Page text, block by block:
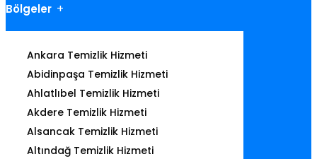
Bölgeler
Ankara Temizlik Hizmeti
Abidinpaşa Temizlik Hizmeti
Ahlatlıbel Temizlik Hizmeti
Akdere Temizlik Hizmeti
Alsancak Temizlik Hizmeti
Altındağ Temizlik Hizmeti